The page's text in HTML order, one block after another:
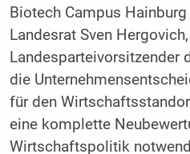
Biotech Campus
Landesrat Sven Hergovich,
Landesparteivorsitzender
die
für den
eine komplette
Wirtschaftspolitik